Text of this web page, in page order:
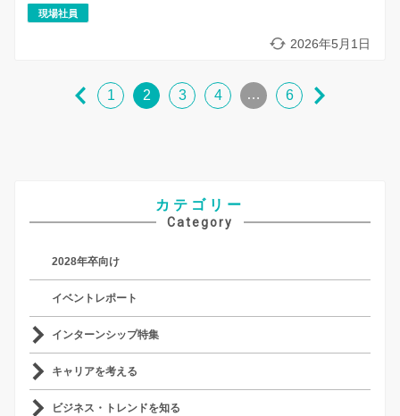
現場社員
2026年5月1日
1 2 3 4 … 6
カテゴリー
Category
2028年卒向け
イベントレポート
インターンシップ特集
キャリアを考える
ビジネス・トレンドを知る